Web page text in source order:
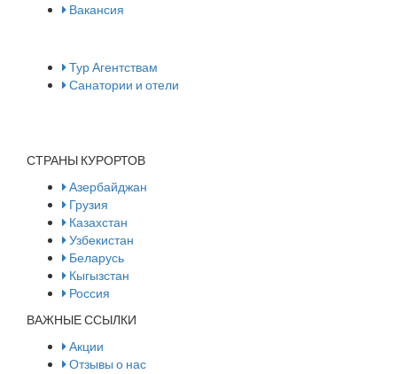
Вакансия
Тур Агентствам
Санатории и отели
СТРАНЫ КУРОРТОВ
Азербайджан
Грузия
Казахстан
Узбекистан
Беларусь
Кыгызстан
Россия
ВАЖНЫЕ ССЫЛКИ
Акции
Отзывы о нас